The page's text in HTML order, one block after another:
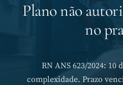
Plano não
no
RN ANS 623/2024: 10
complexidade. Prazo